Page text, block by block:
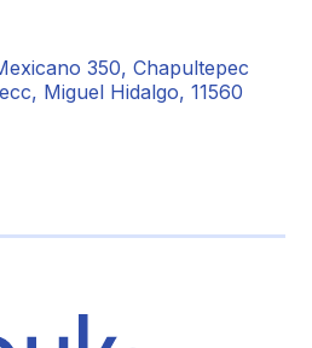
350, Chapultepec
Miguel Hidalgo, 11560